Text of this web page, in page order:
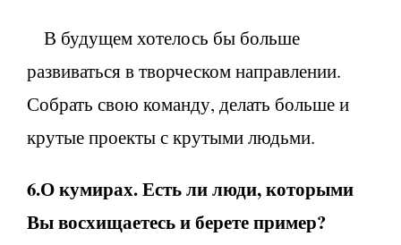
В будущем хотелось бы больше
развиваться в творческом направлении.
Собрать свою команду, делать больше и
крутые проекты с крутыми людьми.
6.О кумирах. Есть ли люди, которыми
Вы восхищаетесь и берете пример?